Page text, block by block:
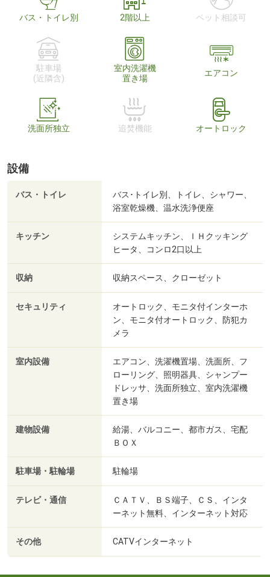
バス・トイレ別 2階以上 ペット相談可
駐車場
(近隣含)
室内洗濯機
置き場
エアコン
洗面所独立 追焚機能 オートロック
設備
バス・トイレ
バス･トイレ別、トイレ、シャワー、
浴室乾燥機、温水洗浄便座
キッチン
システムキッチン、ＩＨクッキング
ヒータ、コンロ2口以上
収納 収納スペース、クローゼット
セキュリティ
オートロック、モニタ付インターホ
ン、モニタ付オートロック、防犯カ
メラ
室内設備
エアコン、洗濯機置場、洗面所、フ
ローリング、照明器具、シャンプー
ドレッサ、洗面所独立、室内洗濯機
置き場
建物設備
給湯、バルコニー、都市ガス、宅配
ＢＯＸ
駐車場・駐輪場 駐輪場
テレビ・通信
ＣＡＴＶ、ＢＳ端子、ＣＳ、インタ
ーネット無料、インターネット対応
その他 CATVインターネット